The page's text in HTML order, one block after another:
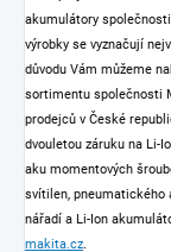
akumulátory
výrobky se vyznačují
důvodu Vám můžeme
sortimentu společnosti
prodejců v České
dvouletou záruku na Li-
aku momentových
svítilen, pneumatického
nářadí a Li-Ion
makita.cz.